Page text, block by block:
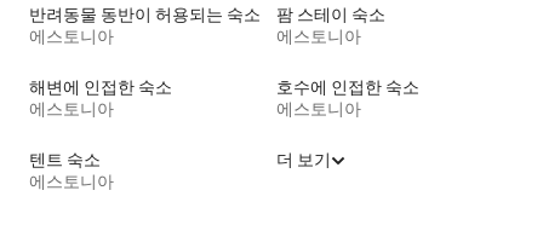
반려동물 동반이 허용되는 숙소
에스토니아
팜 스테이 숙소
에스토니아
해변에 인접한 숙소
에스토니아
호수에 인접한 숙소
에스토니아
텐트 숙소
에스토니아
더 보기